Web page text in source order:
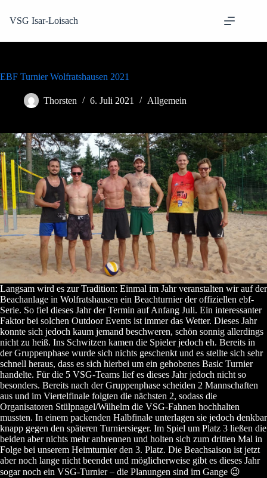
Inhalt
springen
VSG Isar-Loisach
EBF Turnier Wolfratshausen 2021
Thorsten 6. Juli 2021 Allgemein
Langsam wird es zur Tradition: Einmal im Jahr veranstalten wir auf der
Beachanlage in Wolfratshausen ein Beachturnier der offiziellen ebf-
Serie. So fiel dieses Jahr der Termin auf Anfang Juli. Ein interessanter
Faktor bei solchen Outdoor Events ist immer das Wetter. Dieses Jahr
konnte sich jedoch kaum jemand beschweren, schön sonnig allerdings
nicht zu heiß. Ins Schwitzen kamen die Spieler jedoch eh. Bereits in
der Gruppenphase wurde sich nichts geschenkt und es stellte sich sehr
schnell heraus, dass es sich hierbei um ein gehobenes Basic Turnier
handelte. Für die 5 VSG-Teams lief es dieses Jahr jedoch nicht so
besonders. Bereits nach der Gruppenphase scheiden 2 Mannschaften
aus und im Viertelfinale folgten die nächsten 2, sodass die
Organisatoren Stülpnagel/Wilhelm die VSG-Fahnen hochhalten
mussten. In einem packenden Halbfinale unterlagen sie jedoch denkbar
knapp gegen den späteren Turniersieger. Im Spiel um Platz 3 ließen die
beiden aber nichts mehr anbrennen und holten sich zum dritten Mal in
Folge bei unserem Heimturnier den 3. Platz. Die Beachsaison ist jetzt
aber noch lange nicht beendet und möglicherweise gibt es dieses Jahr
sogar noch ein VSG-Turnier – die Planungen sind im Gange 😉